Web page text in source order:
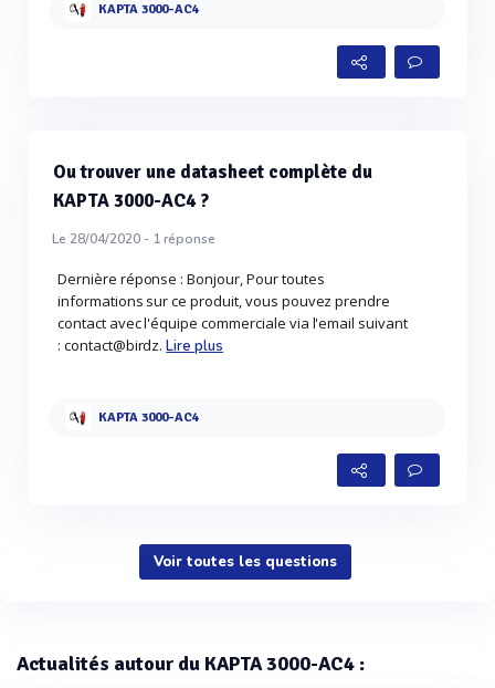
KAPTA 3000-AC4
Ou trouver une datasheet complète du
KAPTA 3000-AC4 ?
Le 28/04/2020 - 1réponse
Dernière réponse : Bonjour, Pour toutes
informations sur ce produit, vous pouvez prendre
contact avec l'équipe commerciale via l'email suivant
: contact@birdz.Lire plus
KAPTA 3000-AC4
Voir toutes les questions
Actualités autour du KAPTA 3000-AC4 :